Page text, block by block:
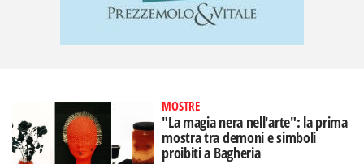
MOSTRE
"La magia nera nell'arte": la prima
mostra tra demoni e simboli
proibiti a Bagheria